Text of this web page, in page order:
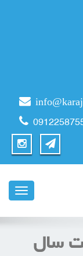
ناوبری
سال